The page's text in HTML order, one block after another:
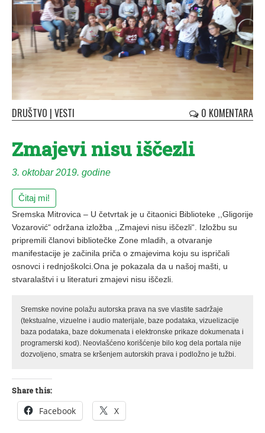
DRUŠTVO | VESTI 0 KOMENTARA
Zmajevi nisu iščezli
3. oktobar 2019. godine
Čitaj mi!
Sremska Mitrovica – U četvrtak je u čitaonici Biblioteke ,,Gligorije
Vozarović“ održana izložba ,,Zmajevi nisu iščezli“. Izložbu su
pripremili članovi bibliotečke Zone mladih, a otvaranje
manifestacije je začinila priča o zmajevima koju su ispričali
osnovci i rednjoškolci.Ona je pokazala da u našoj mašti, u
stvaralaštvi i u literaturi zmajevi nisu iščezli.
Sremske novine polažu autorska prava na sve vlastite sadržaje
(tekstualne, vizuelne i audio materijale, baze podataka, vizuelizacije
baza podataka, baze dokumenata i elektronske prikaze dokumenata i
programerski kod). Neovlašćeno korišćenje bilo kog dela portala nije
dozvoljeno, smatra se kršenjem autorskih prava i podložno je tužbi.
Share this:
Facebook X